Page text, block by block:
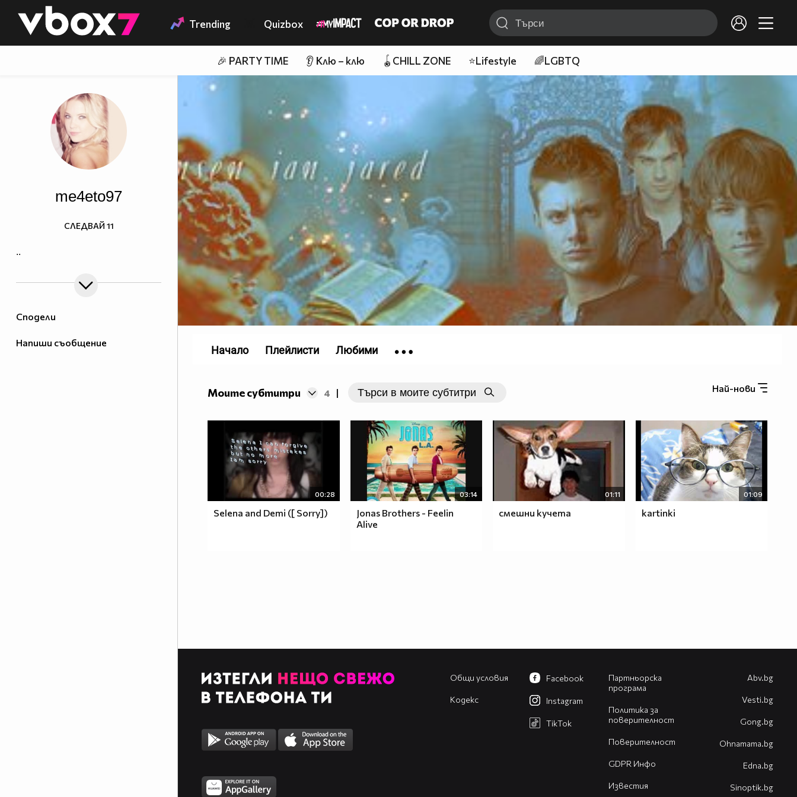
👾 Trending Quizbox
🎉 PARTY TIME 👂 Клю – клю 🪀CHILL ZONE ⭐Lifestyle 🌈LGBTQ
Сподели
Напиши съобщение
me4eto97
..
СЛЕДВАЙ 11
Моите субтитри 4 | Най-нови
00:28
Selena and Demi ([ Sorry])
03:14
Jonas Brothers - Feelin
Alive
01:11
смешни кучета
01:09
kartinki
Начало Плейлисти Любими
Общи условия
Кодекс
Партньорска
програма
Политика за
поверителност
Поверителност
GDPR Инфо
Известия
Facebook
Instagram
TikTok
Abv.bg
Vesti.bg
Gong.bg
Оhnamama.bg
Edna.bg
Sinoptik.bg